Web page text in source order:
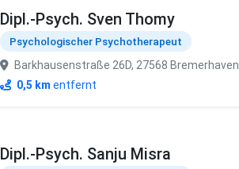
Dipl.-Psych. Sven Thomy
Psychologischer Psychotherapeut
Barkhausenstraße 26D, 27568 Bremerhaven
0,5 km entfernt
Dipl.-Psych. Sanju Misra